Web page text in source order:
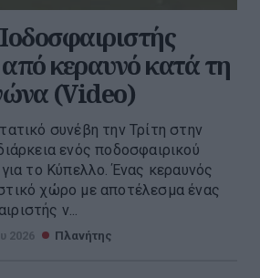
κεραυνό κατά τη
(Video)
συνέβη την Τρίτη στην
ενός ποδοσφαιρικού
το Κύπελλο. Ένας κεραυνός
χώρο με αποτέλεσμα ένας
ν...
2026 Πλανήτης